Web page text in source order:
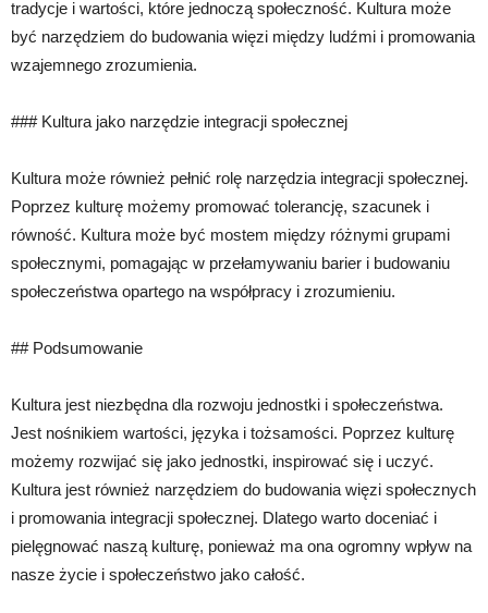
tradycje i wartości, które jednoczą społeczność. Kultura może
być narzędziem do budowania więzi między ludźmi i promowania
wzajemnego zrozumienia.
### Kultura jako narzędzie integracji społecznej
Kultura może również pełnić rolę narzędzia integracji społecznej.
Poprzez kulturę możemy promować tolerancję, szacunek i
równość. Kultura może być mostem między różnymi grupami
społecznymi, pomagając w przełamywaniu barier i budowaniu
społeczeństwa opartego na współpracy i zrozumieniu.
## Podsumowanie
Kultura jest niezbędna dla rozwoju jednostki i społeczeństwa.
Jest nośnikiem wartości, języka i tożsamości. Poprzez kulturę
możemy rozwijać się jako jednostki, inspirować się i uczyć.
Kultura jest również narzędziem do budowania więzi społecznych
i promowania integracji społecznej. Dlatego warto doceniać i
pielęgnować naszą kulturę, ponieważ ma ona ogromny wpływ na
nasze życie i społeczeństwo jako całość.